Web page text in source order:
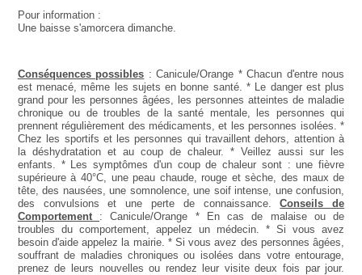
Pour information :
Une baisse s'amorcera dimanche.
Conséquences possibles : Canicule/Orange * Chacun d'entre nous
est menacé, même les sujets en bonne santé. * Le danger est plus
grand pour les personnes âgées, les personnes atteintes de maladie
chronique ou de troubles de la santé mentale, les personnes qui
prennent régulièrement des médicaments, et les personnes isolées. *
Chez les sportifs et les personnes qui travaillent dehors, attention à
la déshydratation et au coup de chaleur. * Veillez aussi sur les
enfants. * Les symptômes d'un coup de chaleur sont : une fièvre
supérieure à 40°C, une peau chaude, rouge et sèche, des maux de
tête, des nausées, une somnolence, une soif intense, une confusion,
des convulsions et une perte de connaissance.Conseils de
Comportement : Canicule/Orange * En cas de malaise ou de
troubles du comportement, appelez un médecin. * Si vous avez
besoin d'aide appelez la mairie. * Si vous avez des personnes âgées,
souffrant de maladies chroniques ou isolées dans votre entourage,
prenez de leurs nouvelles ou rendez leur visite deux fois par jour.